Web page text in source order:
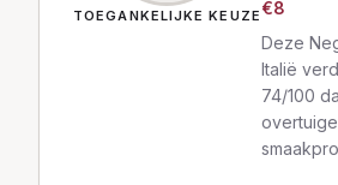
TOEGANKELIJKE KEUZE €8
Deze
Italië
74/100